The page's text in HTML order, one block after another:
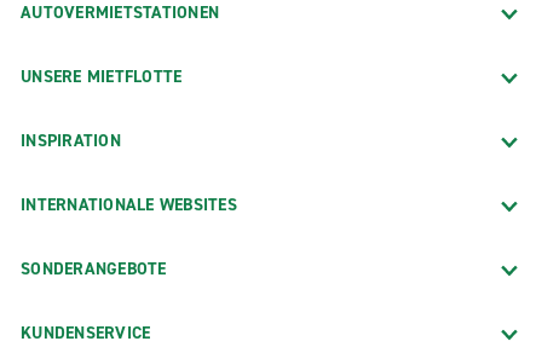
AUTOVERMIETSTATIONEN
UNSERE MIETFLOTTE
INSPIRATION
INTERNATIONALE WEBSITES
SONDERANGEBOTE
KUNDENSERVICE